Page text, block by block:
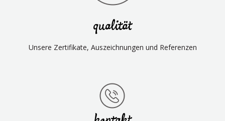
qualität
Unsere Zertifikate, Auszeichnungen und Referenzen